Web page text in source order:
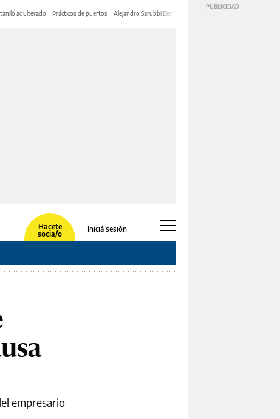
adulterado Prácticos de puertos Alejandro Sarubbi Benítez
Hacete
socia/o
Iniciá sesión
empresario